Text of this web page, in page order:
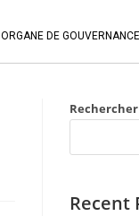
ORGANE DE GOUVERNANCE
Rechercher
Recent